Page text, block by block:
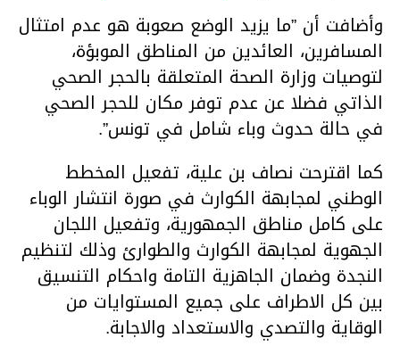
وأضافت أن ”ما يزيد الوضع صعوبة هو عدم امتثال
المسافرين، العائدين من المناطق الموبؤة،
لتوصيات وزارة الصحة المتعلقة بالحجر الصحي
الذاتي فضلا عن عدم توفر مكان للحجر الصحي
في حالة حدوث وباء شامل في تونس”.
كما اقترحت نصاف بن علية، تفعيل المخطط
الوطني لمجابهة الكوارث في صورة انتشار الوباء
على كامل مناطق الجمهورية، وتفعيل اللجان
الجهوية لمجابهة الكوارث والطوارئ وذلك لتنظيم
النجدة وضمان الجاهزية التامة واحكام التنسيق
بين كل الاطراف على جميع المستوايات من
الوقاية والتصدي والاستعداد والاجابة.